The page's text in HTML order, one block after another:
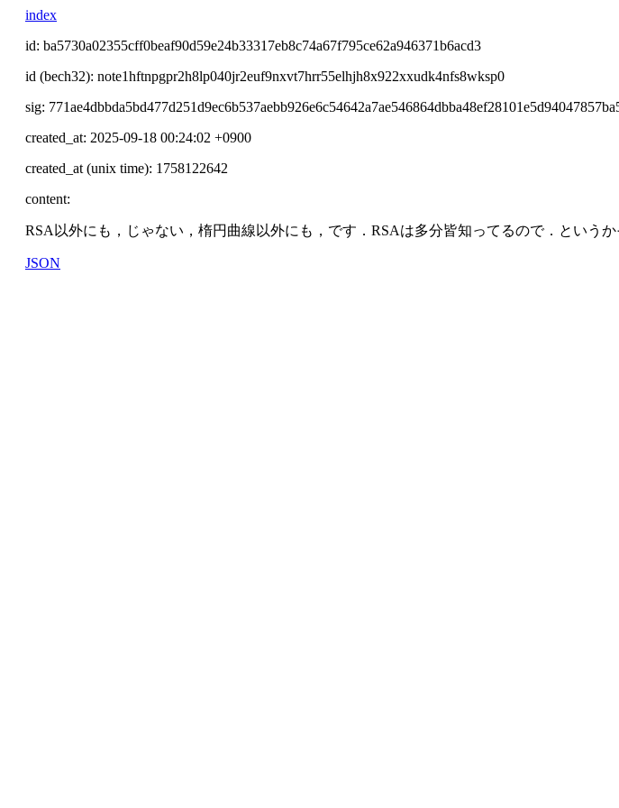
index
id: ba5730a02355cff0beaf90d59e24b33317eb8c74a67f795ce62a946371b6acd3
id (bech32): note1hftnpgpr2h8lp040jr2euf9nxvt7hrr55elhjh8x922xxudk4nfs8wksp0
sig:
created_at: 2025-09-18 00:24:02 +0900
created_at (unix time): 1758122642
content:
RSA以外にも，じゃない，楕円曲線以外にも，です．RSAは多分皆知ってるので．という
JSON